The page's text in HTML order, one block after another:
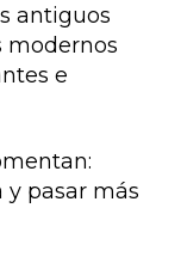
antiguos
modernos
e
y pasar más